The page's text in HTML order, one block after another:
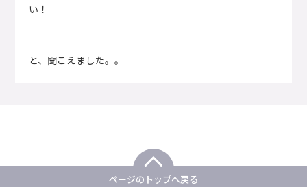
い！
と、聞こえました。。
ページのトップへ戻る